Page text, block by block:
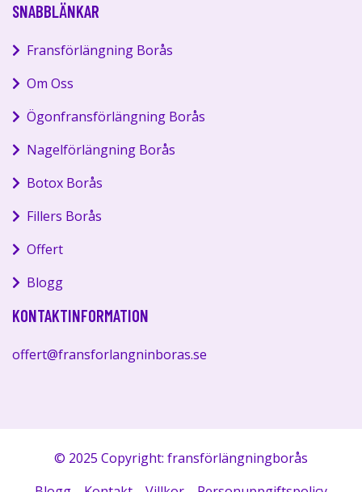
SNABBLÄNKAR
Fransförlängning Borås
Om Oss
Ögonfransförlängning Borås
Nagelförlängning Borås
Botox Borås
Fillers Borås
Offert
Blogg
KONTAKTINFORMATION
offert@fransforlangninboras.se
© 2025 Copyright: fransförlängningborås